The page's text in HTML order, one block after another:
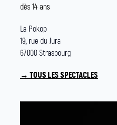
dès 14 ans
La Pokop
19, rue du Jura
67000 Strasbourg
→ TOUS LES SPECTACLES